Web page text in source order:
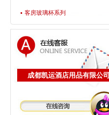
客房玻璃杯系列
成都凯运酒店用品有限公司